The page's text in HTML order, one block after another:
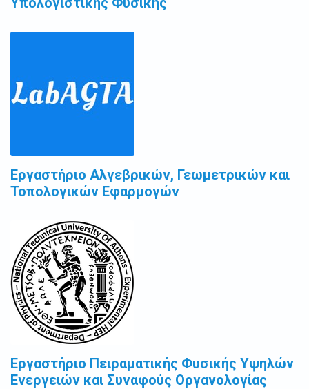
Εργαστήριο Αλγεβρικών, Γεωμετρικών και
Τοπολογικών Εφαρμογών
Εργαστήριο Πειραματικής Φυσικής Υψηλών
Ενεργειών και Συναφούς Οργανολογίας